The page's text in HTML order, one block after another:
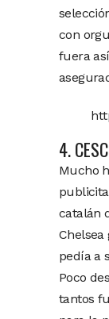
con
fuera
4.
Mucho
catalán
Chelsea
pedía a
Poco
tantos